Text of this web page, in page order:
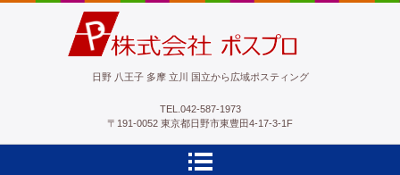
ポスプロ|GPSポスティング100％
日野 八王子 多摩 立川 国立から広域ポスティング
TEL. 042-587-1973
〒191-0052 東京都日野市東豊田4-17-3-1F